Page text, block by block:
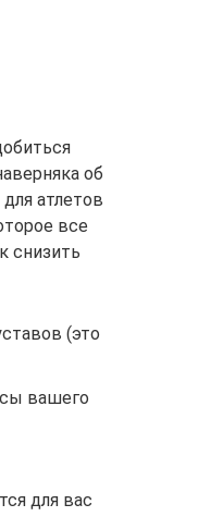
об
атлетов
все
снизить
(это
вашего
для вас